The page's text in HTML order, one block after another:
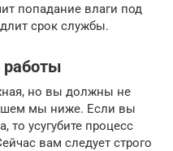
попадание влаги под
срок службы.
работы
но вы должны не
мы ниже. Если вы
то усугубите процесс
вам следует строго